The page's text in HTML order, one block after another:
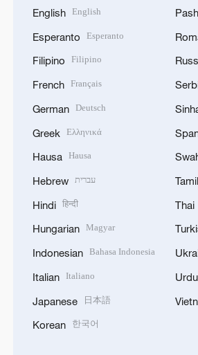
English English
Esperanto Esperanto
Filipino Filipino
French Français
German Deutsch
Greek Ελληνικά
Hausa Hausa
Hebrew עברית
Hindi हिन्दी
Hungarian Magyar
Indonesian Bahasa Indonesia
Italian Italiano
Japanese 日本語
Korean 한국어
Tamil
Thai
Urdu